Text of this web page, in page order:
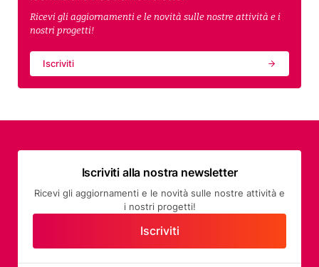
Ricevi gli aggiornamenti e le novità sulle nostre attività e i
nostri progetti!
Iscriviti
Iscriviti alla nostra newsletter
Ricevi gli aggiornamenti e le novità sulle nostre attività e
i nostri progetti!
Iscriviti